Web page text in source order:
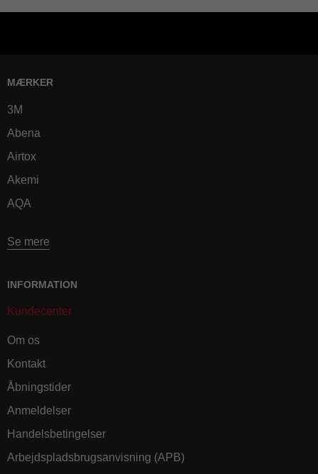
MÆRKER
3M
Abena
Airtox
Akemi
AQA
Se mere
INFORMATION
Kundecenter
Om os
Kontakt
Åbningstider
Anmeldelser
Handelsbetingelser
Arbejdspladsbrugsanvisning (APB)